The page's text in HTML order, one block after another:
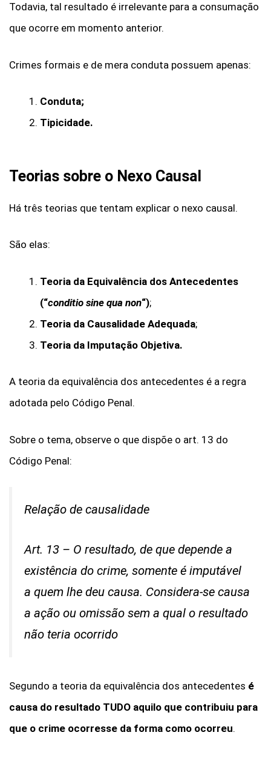
Todavia, tal resultado é irrelevante para a consumação
que ocorre em momento anterior.
Crimes formais e de mera conduta possuem apenas:
Conduta;
Tipicidade.
Teorias sobre o Nexo Causal
Há três teorias que tentam explicar o nexo causal.
São elas:
Teoria da Equivalência dos Antecedentes
(“conditio sine qua non“);
Teoria da Causalidade Adequada;
Teoria da Imputação Objetiva.
A teoria da equivalência dos antecedentes é a regra
adotada pelo Código Penal.
Sobre o tema, observe o que dispõe o art. 13 do
Código Penal:
Relação de causalidade
Art. 13 – O resultado, de que depende a
existência do crime, somente é imputável
a quem lhe deu causa. Considera-se causa
a ação ou omissão sem a qual o resultado
não teria ocorrido
Segundo a teoria da equivalência dos antecedentes é
causa do resultado TUDO aquilo que contribuiu para
que o crime ocorresse da forma como ocorreu.